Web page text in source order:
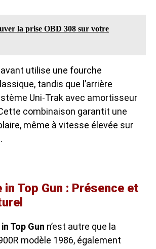
la prise OBD 308 sur votre
utilise une fourche
tandis que l’arrière
Uni-Trak avec amortisseur
combinaison garantit une
même à vitesse élevée sur
Top Gun : Présence et
Top Gun n’est autre que la
modèle 1986, également